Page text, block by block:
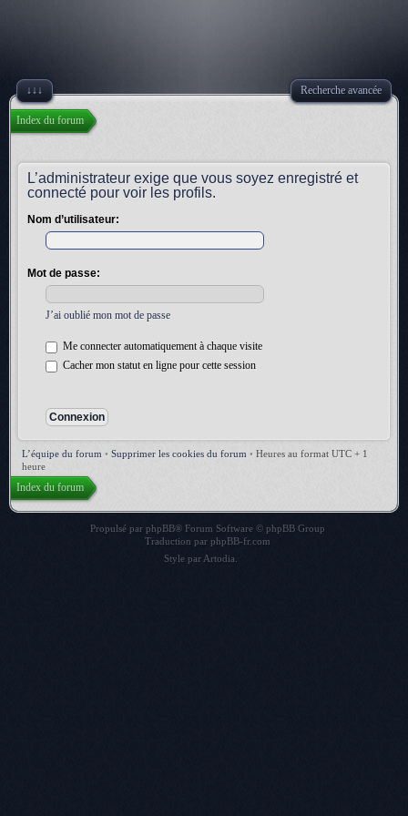
↓↓↓ Recherche avancée
Index du forum
L’administrateur exige que vous soyez enregistré et
connecté pour voir les profils.
Nom d’utilisateur:
Mot de passe:
J’ai oublié mon mot de passe
Me connecter automatiquement à chaque visite
Cacher mon statut en ligne pour cette session
L’équipe du forum • Supprimer les cookies du forum • Heures au format UTC + 1
heure
Index du forum
Propulsé par phpBB® Forum Software © phpBB Group
Traduction par phpBB-fr.com
Style par Artodia